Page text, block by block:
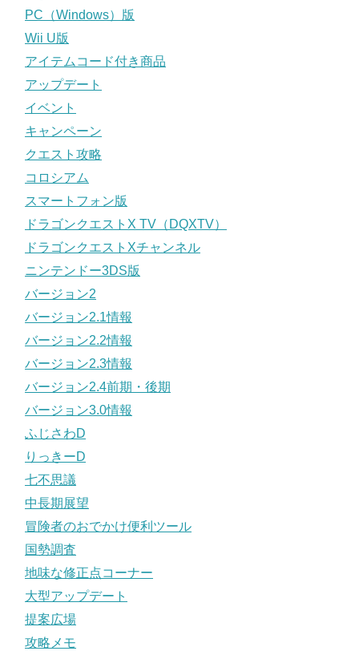
PC（Windows）版
Wii U版
アイテムコード付き商品
アップデート
イベント
キャンペーン
クエスト攻略
コロシアム
スマートフォン版
ドラゴンクエストX TV（DQXTV）
ドラゴンクエストXチャンネル
ニンテンドー3DS版
バージョン2
バージョン2.1情報
バージョン2.2情報
バージョン2.3情報
バージョン2.4前期・後期
バージョン3.0情報
ふじさわD
りっきーD
七不思議
中長期展望
冒険者のおでかけ便利ツール
国勢調査
地味な修正点コーナー
大型アップデート
提案広場
攻略メモ